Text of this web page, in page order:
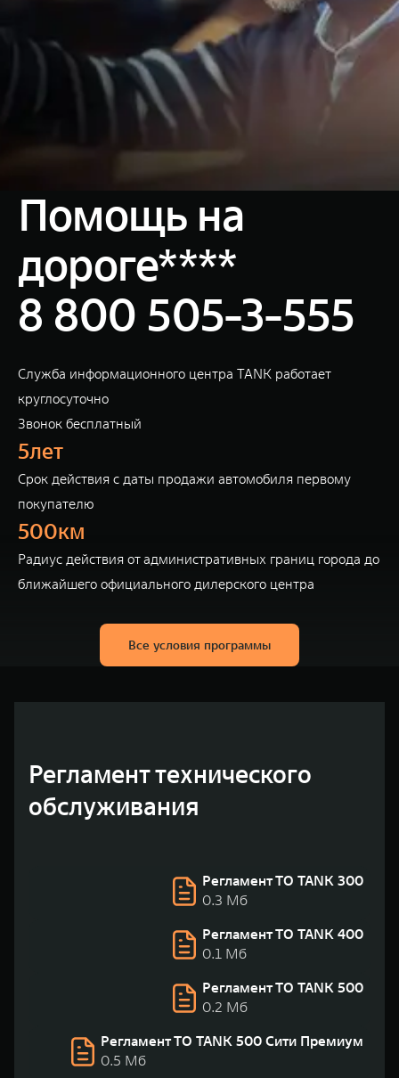
Помощь на
дороге****
8 800 505-3-555
Служба информационного центра TANK работает
круглосуточно
Звонок бесплатный
5лет
Cрок действия с даты продажи автомобиля первому
покупателю
500км
Радиус действия от административных границ города до
ближайшего официального дилерского центра
Все условия программы
Регламент технического
обслуживания
Регламент ТО TANK 300
0.3 Мб
Регламент ТО TANK 400
0.1 Мб
Регламент ТО TANK 500
0.2 Мб
Регламент ТО TANK 500 Сити Премиум
0.5 Мб